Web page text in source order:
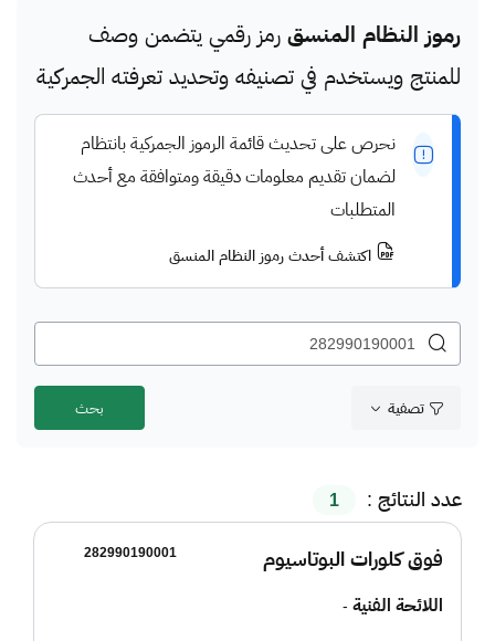
رموز النظام المنسق رمز رقمي يتضمن وصف
للمنتج ويستخدم في تصنيفه وتحديد تعرفته الجمركية
نحرص على تحديث قائمة الرموز الجمركية بانتظام
لضمان تقديم معلومات دقيقة ومتوافقة مع أحدث
المتطلبات
اكتشف أحدث رموز النظام المنسق
تصفية
عدد النتائج : 1
282990190001 فوق كلورات البوتاسيوم
اللائحة الفنية -